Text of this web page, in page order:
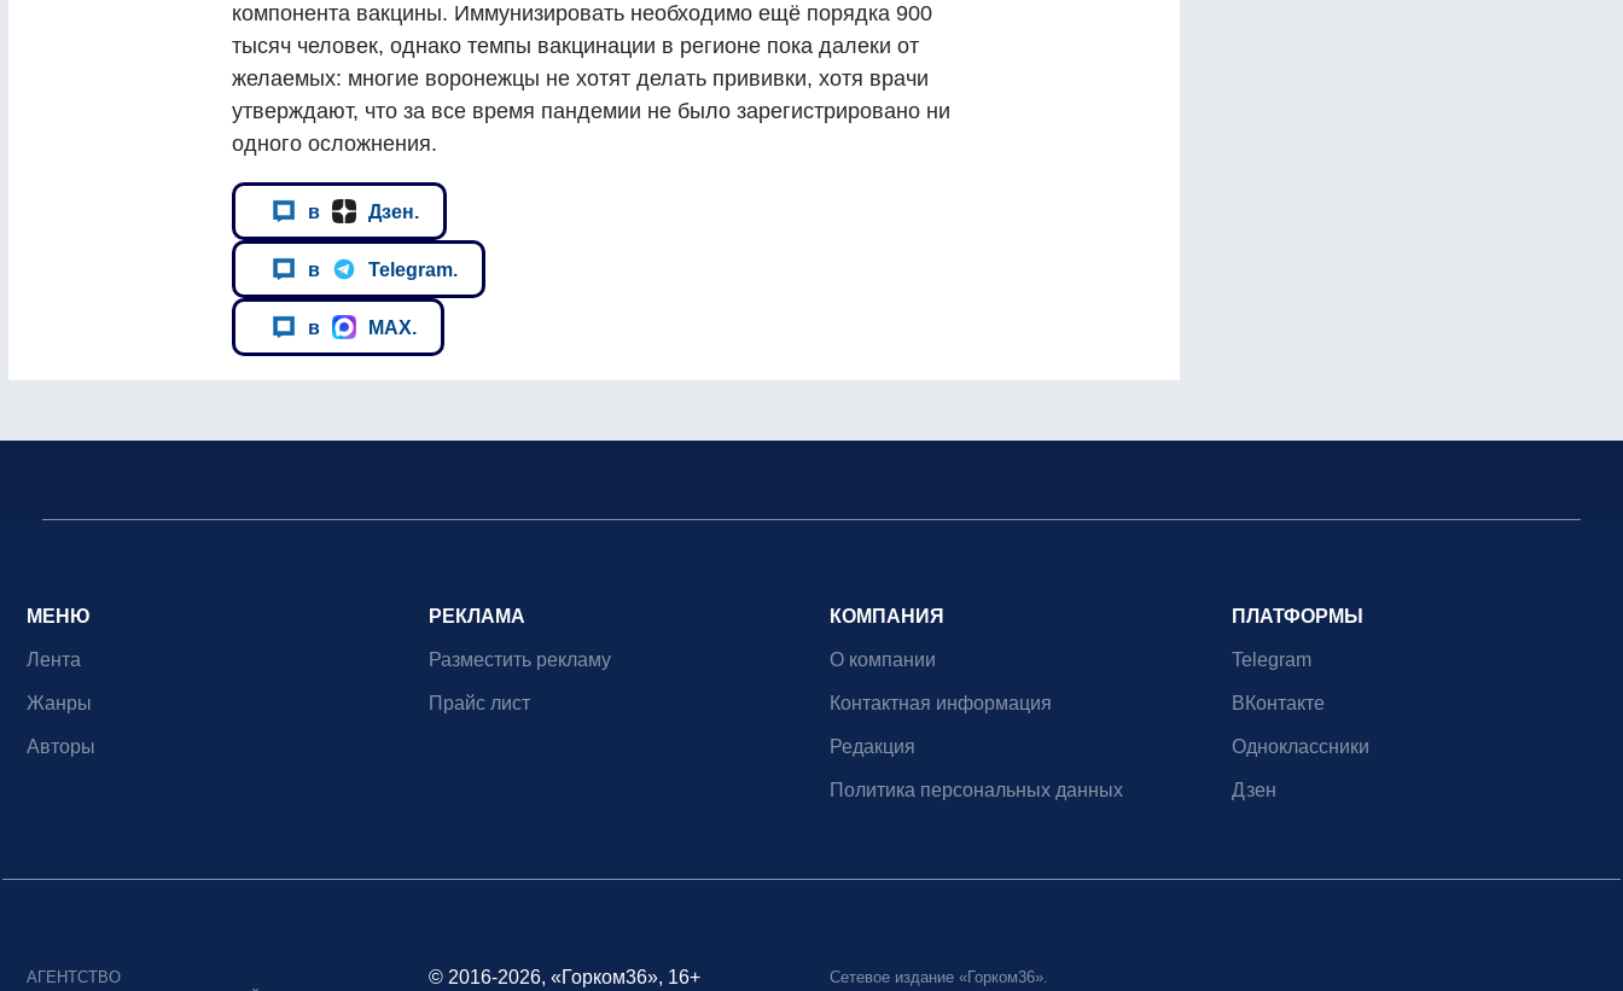
компонента вакцины. Иммунизировать необходимо ещё порядка 900
тысяч человек, однако темпы вакцинации в регионе пока далеки от
желаемых: многие воронежцы не хотят делать прививки, хотя врачи
утверждают, что за все время пандемии не было зарегистрировано ни
одного осложнения.
в Дзен.
в Telegram.
в MAX.
МЕНЮ
Лента
Жанры
Авторы
РЕКЛАМА
Разместить рекламу
Прайс лист
КОМПАНИЯ
О компании
Контактная информация
Редакция
Политика персональных данных
ПЛАТФОРМЫ
Telegram
ВКонтакте
Одноклассники
Дзен
АГЕНТСТВО
© 2016-2026, «Горком36», 16+
Сетевое издание «Горком36».